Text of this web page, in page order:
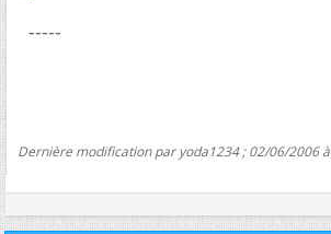
-----
Dernière modification par yoda1234 ; 02/06/2006 à